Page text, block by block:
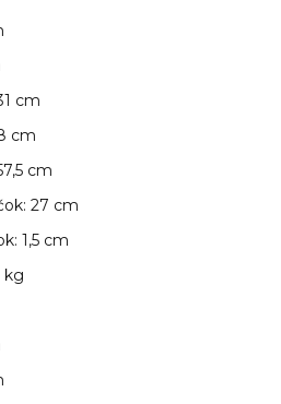
cm
cm
cm
27 cm
1,5 cm
kg